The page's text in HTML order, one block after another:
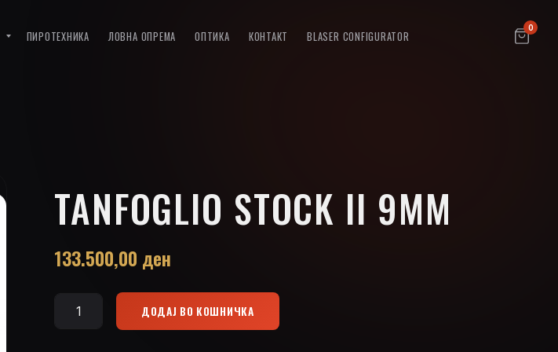
ПИРОТЕХНИКА ЛОВНА ОПРЕМА ОПТИКА КОНТАКТ BLASER CONFIGURATOR
0
TANFOGLIO STOCK II 9MM
133.500,00 ден
Tanfoglio
ДОДАЈ ВО КОШНИЧКА